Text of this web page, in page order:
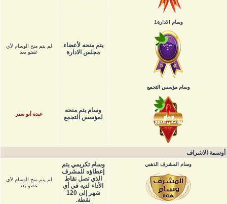
وسام الادارة1
يتم منحه لأعضاء
مجلس الادارة
لم يتم منح الوسام لأي
عضو بعد
وسام مؤسس التجمع
وسام يتم منحه
لمؤسس التجمع
عبده أبو سير
أوسمة الاشراف
وسام المشرف الذهبي
وسام تكريمي يتم
إعطاؤه للمشرف
الذي تصل نقاط
الأداء لديه في أي
شهر إلى 120
نقطة.
لم يتم منح الوسام لأي
عضو بعد